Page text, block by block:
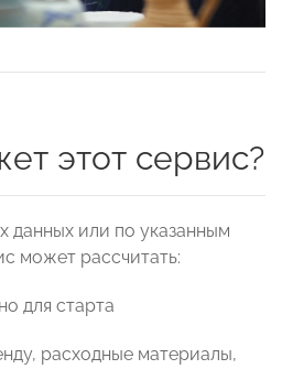
этот сервис?
данных или по указанным
может рассчитать:
для старта
расходные материалы,